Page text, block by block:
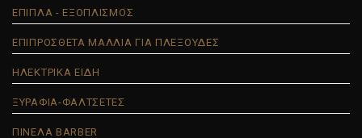
ΕΠΙΠΛΑ - ΕΞΟΠΛΙΣΜΟΣ
ΕΠΙΠΡΟΣΘΕΤΑ ΜΑΛΛΙΑ ΓΙΑ ΠΛΕΞΟΥΔΕΣ
ΗΛΕΚΤΡΙΚΑ ΕΙΔΗ
ΞΥΡΑΦΙΑ-ΦΑΛΤΣΕΤΕΣ
ΠΙΝΕΛΑ BARBER